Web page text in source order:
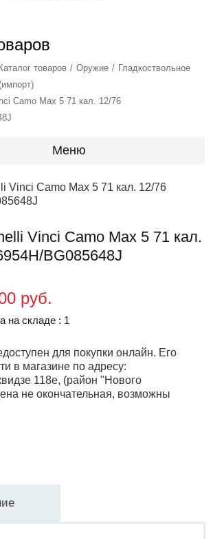
Каталог товаров Оружие
Гладкоствольное
Camo Max 5 71 кал. 12/76
Меню
Vinci Camo Max 5 71 кал.
BG085648J
руб.
на складе : 1
для покупки онлайн. Его
в магазине по адресу:
118е, (район "Нового
не окончательная, возможны